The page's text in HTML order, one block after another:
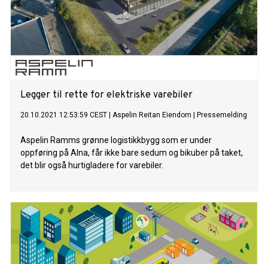
Legger til rette for elektriske varebiler
20.10.2021 12:53:59 CEST Aspelin Reitan Eiendom Pressemelding
Aspelin Ramms grønne logistikkbygg som er under
oppføring på Alna, får ikke bare sedum og bikuber på taket,
det blir også hurtigladere for varebiler.